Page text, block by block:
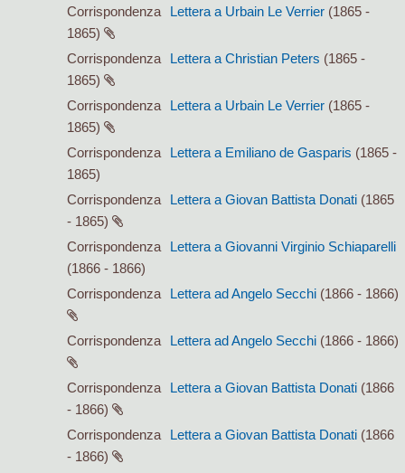
Corrispondenza
Lettera a Urbain Le Verrier (1865 -
1865)
Corrispondenza
Lettera a Christian Peters (1865 -
1865)
Corrispondenza
Lettera a Urbain Le Verrier (1865 -
1865)
Corrispondenza
Lettera a Emiliano de Gasparis (1865 -
1865)
Corrispondenza
Lettera a Giovan Battista Donati (1865
- 1865)
Corrispondenza
Lettera a Giovanni Virginio Schiaparelli
(1866 - 1866)
Corrispondenza
Lettera ad Angelo Secchi (1866 - 1866)
Corrispondenza Lettera ad Angelo Secchi (1866 - 1866)
Corrispondenza Lettera a Giovan Battista Donati (1866
- 1866)
Corrispondenza
Lettera a Giovan Battista Donati (1866
- 1866)